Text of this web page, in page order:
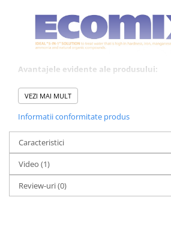
Avantajele evidente ale produsului:
o scurgere usoara a apei
capac pentru a proteja apa curata
Beneficiile utilizarii filtrului:
mancarea va avea un gust mai bun
arome si gust natural al ceaiului si/sau
protejeaza electrocasnicele
apa purificata poate fi folosita si pentru
PERFORMANTE SI UTILIZARE
VEZI MAI MULT
Informatii conformitate produs
Caracteristici
Video (1)
Review-uri(0)